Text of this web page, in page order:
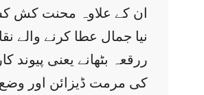
ان کے علاوہ محنت کش
نیا جمال عطا کرنے والے
ررقعہ بٹھانے یعنی
کی مرمت ڈیزائن اور وضع